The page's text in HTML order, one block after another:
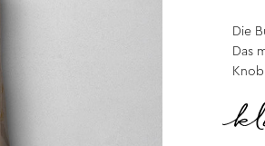
Die
Das